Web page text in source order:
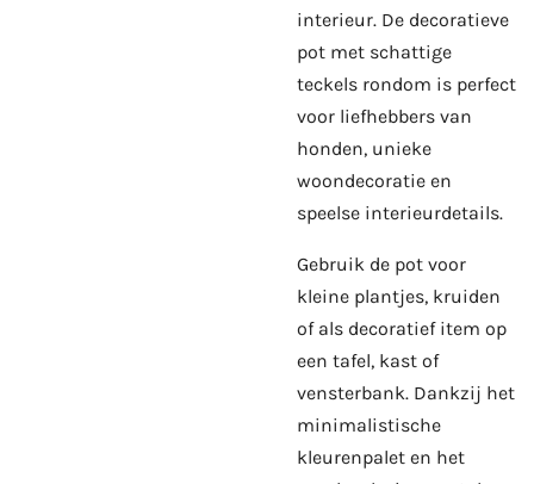
interieur. De decoratieve
pot met schattige
teckels rondom is perfect
voor liefhebbers van
honden, unieke
woondecoratie en
speelse interieurdetails.
Gebruik de pot voor
kleine plantjes, kruiden
of als decoratief item op
een tafel, kast of
vensterbank. Dankzij het
minimalistische
kleurenpalet en het